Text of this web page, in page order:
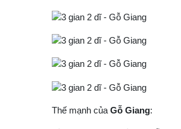
Thế mạnh của Gỗ Giang: